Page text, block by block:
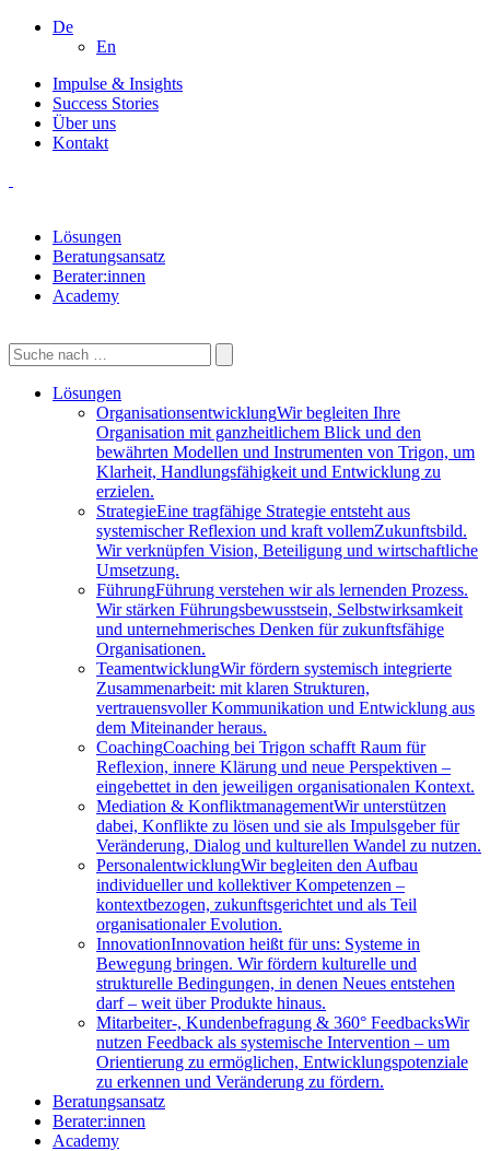
De
En
Impulse & Insights
Success Stories
Über uns
Kontakt
Lösungen
Beratungsansatz
Berater:innen
Academy
Lösungen
OrganisationsentwicklungWir begleiten Ihre
Organisation mit ganzheitlichem Blick und den
bewährten Modellen und Instrumenten von Trigon, um
Klarheit, Handlungsfähigkeit und Entwicklung zu
erzielen.
StrategieEine tragfähige Strategie entsteht aus
systemischer Reflexion und kraft vollemZukunftsbild.
Wir verknüpfen Vision, Beteiligung und wirtschaftliche
Umsetzung.
FührungFührung verstehen wir als lernenden Prozess.
Wir stärken Führungsbewusstsein, Selbstwirksamkeit
und unternehmerisches Denken für zukunftsfähige
Organisationen.
TeamentwicklungWir fördern systemisch integrierte
Zusammenarbeit: mit klaren Strukturen,
vertrauensvoller Kommunikation und Entwicklung aus
dem Miteinander heraus.
CoachingCoaching bei Trigon schafft Raum für
Reflexion, innere Klärung und neue Perspektiven –
eingebettet in den jeweiligen organisationalen Kontext.
Mediation & KonfliktmanagementWir unterstützen
dabei, Konflikte zu lösen und sie als Impulsgeber für
Veränderung, Dialog und kulturellen Wandel zu nutzen.
PersonalentwicklungWir begleiten den Aufbau
individueller und kollektiver Kompetenzen –
kontextbezogen, zukunftsgerichtet und als Teil
organisationaler Evolution.
InnovationInnovation heißt für uns: Systeme in
Bewegung bringen. Wir fördern kulturelle und
strukturelle Bedingungen, in denen Neues entstehen
darf – weit über Produkte hinaus.
Mitarbeiter-, Kundenbefragung & 360° FeedbacksWir
nutzen Feedback als systemische Intervention – um
Orientierung zu ermöglichen, Entwicklungspotenziale
zu erkennen und Veränderung zu fördern.
Beratungsansatz
Berater:innen
Academy